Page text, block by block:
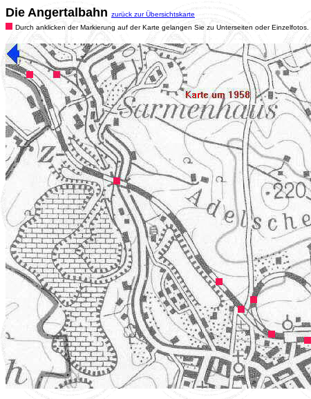
Die Angertalbahn zurück zur Übersichtskarte
Durch anklicken der Markierung auf der Karte gelangen Sie zu Unterseiten oder Einzelfotos.